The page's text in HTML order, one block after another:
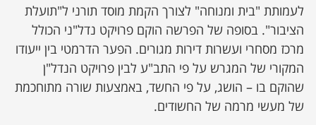
לעמותת "בית ומנוחה" לצורך הקמת מוסד תורני ל"תועלת
הציבור". בסופה של הפרשה הוקם פרויקט נדל"ני הכולל
מרכז מסחרי ועשרות דירות מגורים. הפער הדרמטי בין ייעודו
המקורי של המגרש על פי התב"ע לבין פרויקט הנדל"ן
שהוקם בו – הושג, על פי החשד, באמצעות שורה מתוחכמת
של מעשי מרמה של החשודים.